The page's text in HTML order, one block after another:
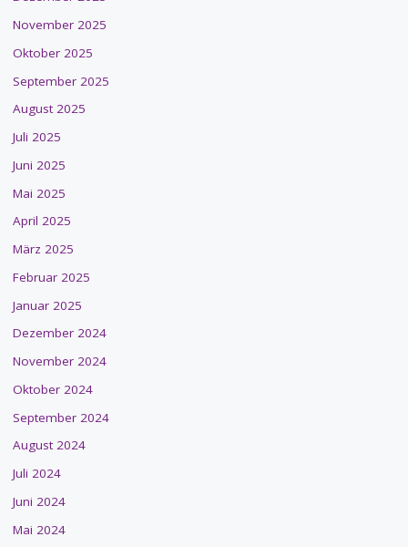
November 2025
Oktober 2025
September 2025
August 2025
Juli 2025
Juni 2025
Mai 2025
April 2025
März 2025
Februar 2025
Januar 2025
Dezember 2024
November 2024
Oktober 2024
September 2024
August 2024
Juli 2024
Juni 2024
Mai 2024